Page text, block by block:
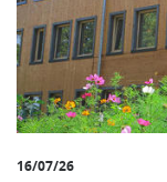
16/07/26